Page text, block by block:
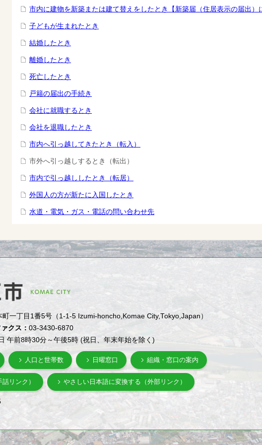
市内に建物を新築または建て替えをしたとき【新築届（住居表示の届出）
子どもが生まれたとき
結婚したとき
離婚したとき
死亡したとき
戸籍の届出の手続き
会社に就職するとき
会社を退職したとき
市内へ引っ越してきたとき（転入）
市外へ引っ越しするとき（転出）
市内で引っ越ししたとき（転居）
外国人の方が新たに入国したとき
水道・電気・ガス・電話の問い合わせ先
町一丁目1番5号（1-1-5 Izumi-honcho,Komae City,Tokyo,Japan）
ァクス：03-3430-6870
午前8時30分～午後5時 (祝日、年末年始を除く)
人口と世帯数 日曜窓口 組織・窓口の案内
リンク） やさしい日本語に変換する（外部リンク）